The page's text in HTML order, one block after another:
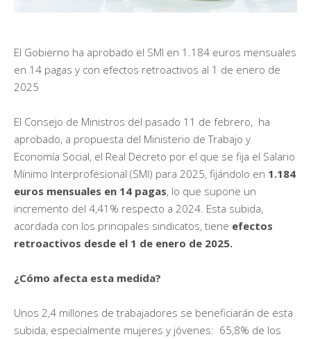
El Gobierno ha aprobado el SMI en 1.184 euros mensuales
en 14 pagas y con efectos retroactivos al 1 de enero de
2025
El Consejo de Ministros del pasado 11 de febrero, ha
aprobado, a propuesta del Ministerio de Trabajo y
Economía Social, el Real Decreto por el que se fija el Salario
Mínimo Interprofesional (SMI) para 2025, fijándolo en 1.184
euros mensuales en 14 pagas, lo que supone un
incremento del 4,41% respecto a 2024. Esta subida,
acordada con los principales sindicatos, tiene efectos
retroactivos desde el 1 de enero de 2025.
¿Cómo afecta esta medida?
Unos 2,4 millones de trabajadores se beneficiarán de esta
subida, especialmente mujeres y jóvenes: ️ 65,8% de los